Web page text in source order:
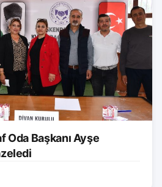
Oda Başkanı Ayşe